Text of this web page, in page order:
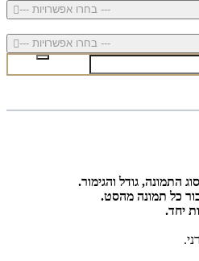
--- בחרו אפשרויות ---
--- בחרו אפשרויות ---
התמונה, גודל והגימור.
כל תמונה מהסט.
יחד.